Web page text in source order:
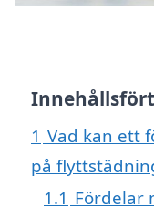
1 Vad kan ett
på
1.1 Fördelar